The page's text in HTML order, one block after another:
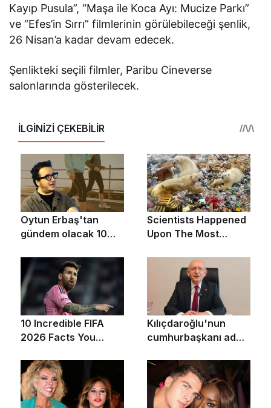
Kayıp Pusula”, “Maşa ile Koca Ayı: Mucize Parkı”
ve “Efes’in Sırrı” filmlerinin görülebileceği şenlik,
26 Nisan’a kadar devam edecek.
Şenlikteki seçili filmler, Paribu Cineverse
salonlarında gösterilecek.